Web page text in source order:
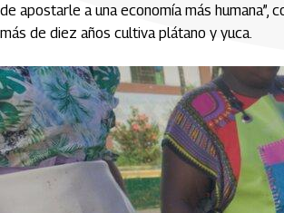
de apostarle a una economía más humana”,
más de diez años cultiva plátano y yuca.